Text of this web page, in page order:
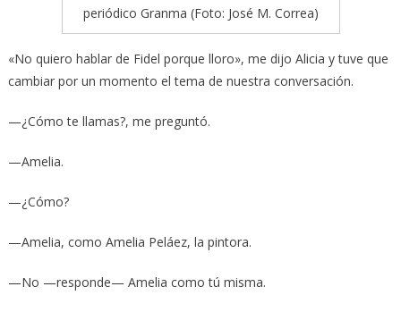
periódico Granma (Foto: José M. Correa)
«No quiero hablar de Fidel porque lloro», me dijo Alicia y tuve que
cambiar por un momento el tema de nuestra conversación.
—¿Cómo te llamas?, me preguntó.
—Amelia.
—¿Cómo?
—Amelia, como Amelia Peláez, la pintora.
—No —responde— Amelia como tú misma.